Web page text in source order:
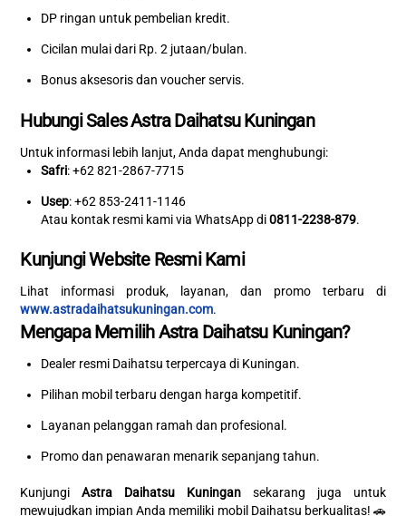
DP ringan untuk pembelian kredit.
Cicilan mulai dari Rp. 2 jutaan/bulan.
Bonus aksesoris dan voucher servis.
Hubungi Sales Astra Daihatsu Kuningan
Untuk informasi lebih lanjut, Anda dapat menghubungi:
Safri: +62 821-2867-7715
Usep: +62 853-2411-1146
Atau kontak resmi kami via WhatsApp di0811-2238-879.
Kunjungi Website Resmi Kami
Lihat informasi produk, layanan, dan promo terbaru di
www.astradaihatsukuningan.com.
Mengapa Memilih Astra Daihatsu Kuningan?
Dealer resmi Daihatsu terpercaya di Kuningan.
Pilihan mobil terbaru dengan harga kompetitif.
Layanan pelanggan ramah dan profesional.
Promo dan penawaran menarik sepanjang tahun.
KunjungiAstra Daihatsu Kuningan sekarang juga untuk
mewujudkan impian Anda memiliki mobil Daihatsu berkualitas! 🚗